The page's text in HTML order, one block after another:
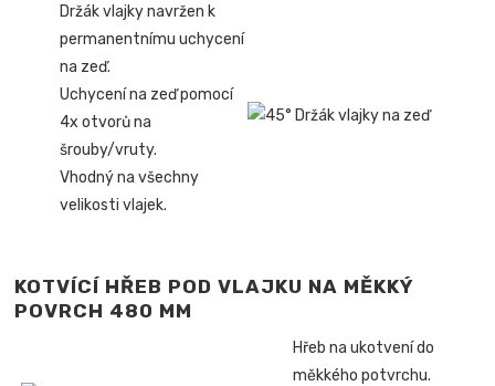
Držák vlajky navržen k
permanentnímu uchycení
na zeď.
Uchycení na zeď pomocí
4x otvorů na
šrouby/vruty.
Vhodný na všechny
velikosti vlajek.
KOTVÍCÍ HŘEB POD VLAJKU NA MĚKKÝ
POVRCH 480 MM
Hřeb na ukotvení do
měkkého potvrchu.